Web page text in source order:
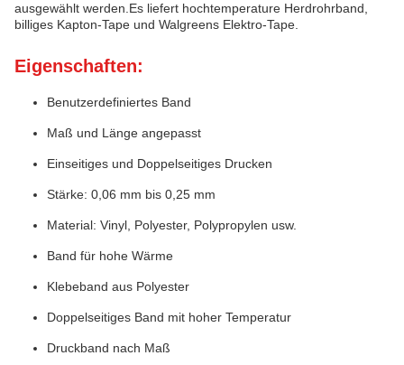
ausgewählt werden.Es liefert hochtemperature Herdrohrband,
billiges Kapton-Tape und Walgreens Elektro-Tape.
Eigenschaften:
Benutzerdefiniertes Band
Maß und Länge angepasst
Einseitiges und Doppelseitiges Drucken
Stärke: 0,06 mm bis 0,25 mm
Material: Vinyl, Polyester, Polypropylen usw.
Band für hohe Wärme
Klebeband aus Polyester
Doppelseitiges Band mit hoher Temperatur
Druckband nach Maß